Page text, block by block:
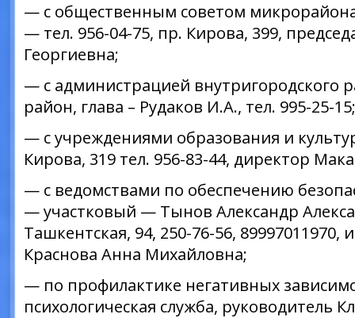
— с общественным советом
— тел. 956-04-75, пр. Кирова, 399,
Георгиевна;
— с администрацией внутригородского
район, глава – Рудаков И.А., тел. 995-25-15;
— с учреждениями образования и
Кирова, 319 тел. 956-83-44, директор
— с ведомствами по обеспечению
— участковый — Тынов Александр
Ташкентская, 94, 250-76-56,
Краснова Анна Михайловна;
— по профилактике негативных
психологическая служба, руководитель